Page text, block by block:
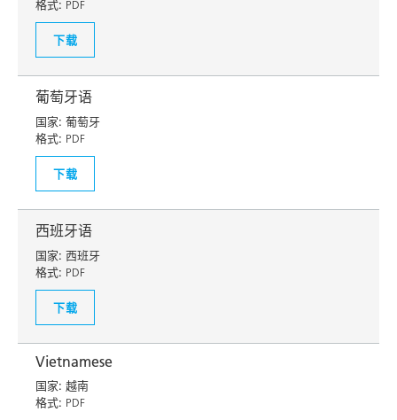
格式: PDF
下载
葡萄牙语
国家: 葡萄牙
格式: PDF
下载
西班牙语
国家: 西班牙
格式: PDF
下载
Vietnamese
国家: 越南
格式: PDF